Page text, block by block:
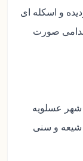
و اسکله ای
صورت
۱۳۹۵ جمعیت شهر عسلویه
شهر شیعه و سنی